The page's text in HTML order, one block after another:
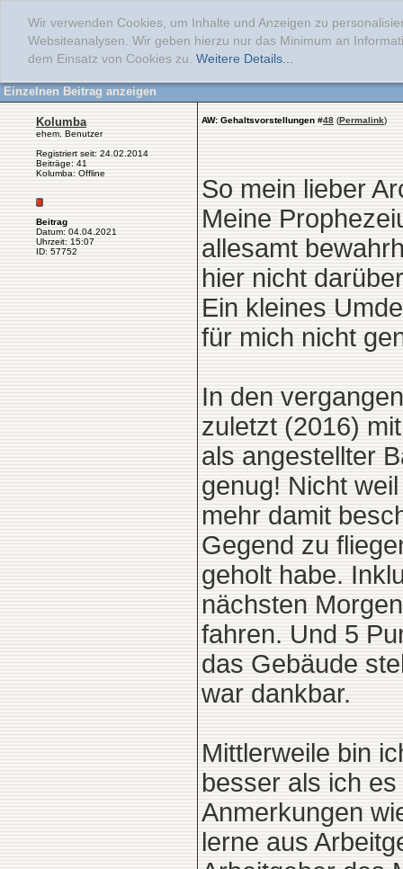
Wir verwenden Cookies, um Inhalte und Anzeigen zu
Websiteanalysen. Wir geben hierzu nur das Minimum an
dem Einsatz von Cookies zu. Weitere Details...
Einzelnen Beitrag anzeigen
Kolumba
ehem. Benutzer
Registriert seit: 24.02.2014
Beiträge: 41
Kolumba: Offline
Beitrag
Datum: 04.04.2021
Uhrzeit: 15:07
ID: 57752
AW: Gehaltsvorstellungen #48 (Permalink)
So mein lieber
Meine
allesamt
hier nicht
Ein kleines
für mich nicht
In den
zuletzt (2016)
als angestellter
genug! Nicht
mehr damit
Gegend zu
geholt habe.
nächsten
fahren. Und 5
das Gebäude
war dankbar.
Mittlerweile bin
besser als ich
Anmerkungen
lerne aus